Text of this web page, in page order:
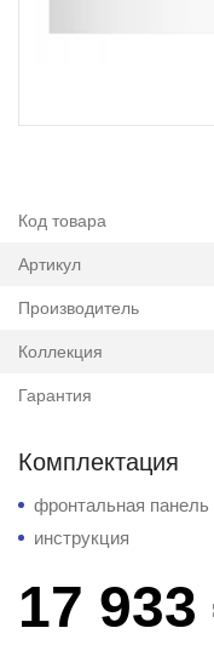
Код товара
Артикул
Производитель
Коллекция
Гарантия
Комплектация
фронтальная
инструкция
17 933